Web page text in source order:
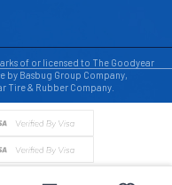
of or licensed to The Goodyear
by Basbug Group Company,
Tire & Rubber Company.